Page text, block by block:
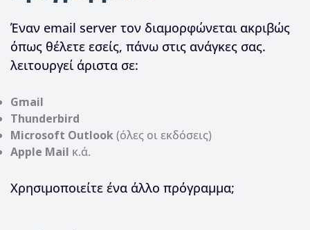
Έναν email server τον διαμορφώνεται ακριβώς
όπως θέλετε εσείς, πάνω στις ανάγκες σας.
λειτουργεί άριστα σε:
Gmail
Thunderbird
Microsoft Outlook(όλες οι εκδόσεις)
Apple Mail κ.ά.
Χρησιμοποιείτε ένα άλλο πρόγραμμα;